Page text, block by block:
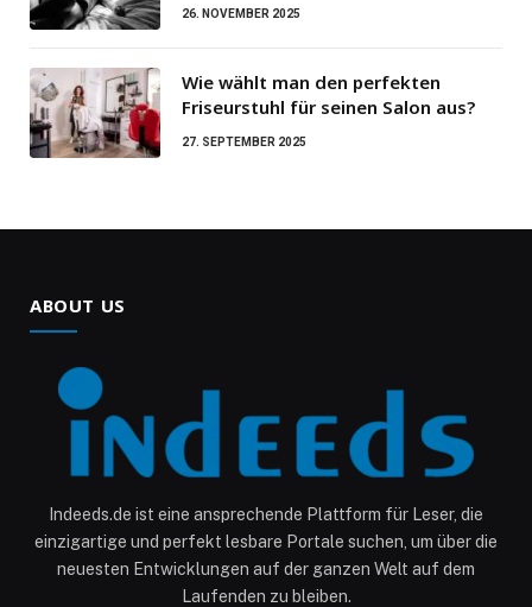
26. NOVEMBER 2025
Wie wählt man den perfekten
Friseurstuhl für seinen Salon aus?
27. SEPTEMBER 2025
ABOUT US
Indeeds.de ist eine ansprechende Plattform für Leser, die
einzigartige und perfekt lesbare Portale suchen, um über die
neuesten Entwicklungen auf der ganzen Welt auf dem
Laufenden zu bleiben.